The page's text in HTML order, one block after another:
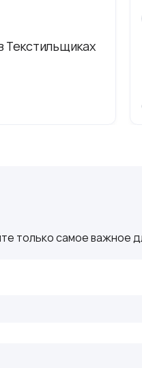
Текстильщиках
только самое важное